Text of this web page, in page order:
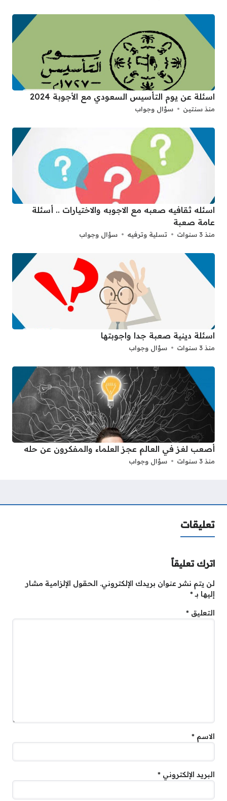
اسئلة عن يوم التأسيس السعودي مع الأجوبة 2024
منذ سنتين سؤال وجواب
اسئله ثقافيه صعبه مع الاجوبه والاختيارات .. أسئلة
عامة صعبة
منذ 3 سنوات تسلية وترفيه سؤال وجواب
اسئلة دينية صعبة جدا واجوبتها
منذ 3 سنوات سؤال وجواب
أصعب لغز في العالم عجز العلماء والمفكرون عن حله
منذ 3 سنوات سؤال وجواب
تعليقات
اترك تعليقاً
لن يتم نشر عنوان بريدك الإلكتروني. الحقول الإلزامية مشار
إليها بـ*
التعليق *
الاسم *
البريد الإلكتروني *